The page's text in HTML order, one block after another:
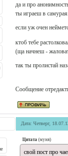
да и про
ты играеш в
если уж очен
ктоб тебе
(ща начнеш -
так ты пролистай
Сообщение
Дата: Четверг,
Цитата (муня)
свой пост про